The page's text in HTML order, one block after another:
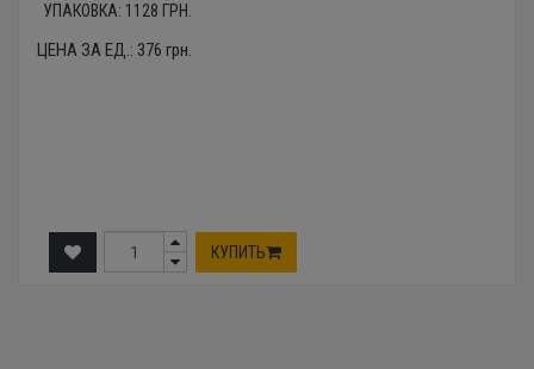
УПАКОВКА: 1128 ГРН.
ЦЕНА ЗА ЕД.: 376 грн.
КУПИТЬ